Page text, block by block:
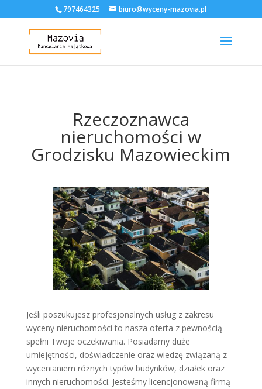
797464325 biuro@wyceny-mazovia.pl
Rzeczoznawca
nieruchomości w
Grodzisku Mazowieckim
Jeśli poszukujesz profesjonalnych usług z zakresu
wyceny nieruchomości to nasza oferta z pewnością
spełni Twoje oczekiwania. Posiadamy duże
umiejętności, doświadczenie oraz wiedzę związaną z
wycenianiem różnych typów budynków, działek oraz
innych nieruchomości. Jesteśmy licencjonowaną firmą